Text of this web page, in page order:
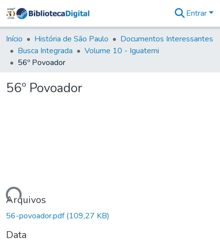
&
Coleções
Tudo na
Entrar
Início História de São Paulo
Documentos Interessantes
Busca Integrada
Volume 10 - Iguatemi
56º Povoador
56º Povoador
Arquivos
56-povoador.pdf(109,27 KB)
Data